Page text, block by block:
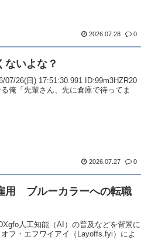
2026.07.28 0
ないよな？
07/26(日) 17:51:30.991 ID:99m3HZR20
俺「先輩さん、先に倉庫で待ってま
2026.07.27 0
用 ブルーカラーへの転職
人工知能（AI）の普及などを背景に
フ・エフワイアイ（Layoffs.fyi）によ